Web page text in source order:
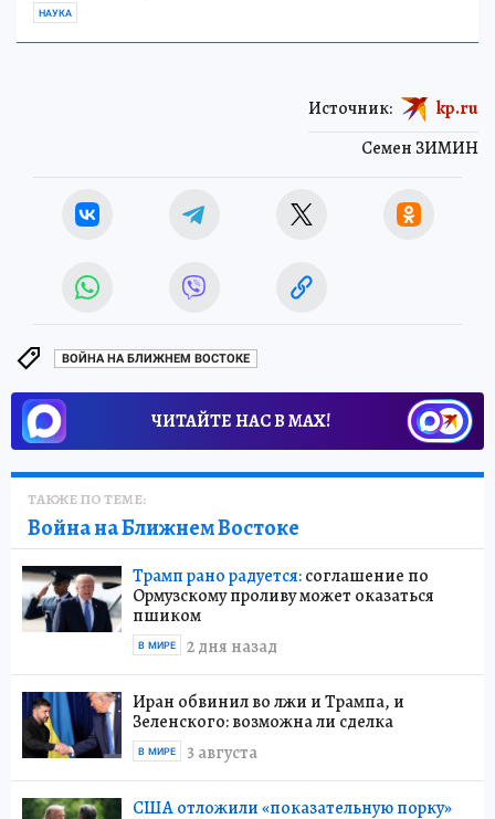
НАУКА
Семен ЗИМИН
Источник: kp.ru
ВОЙНА НА БЛИЖНЕМ ВОСТОКЕ
ЧИТАЙТЕ НАС В МАХ!
ТАКЖЕ ПО ТЕМЕ:
Война на Ближнем Востоке
Трамп рано радуется:соглашение по
Ормузскому проливу может оказаться
пшиком
2 дня назад
В МИРЕ
Иран обвинил во лжи и Трампа, и
Зеленского: возможна ли сделка
3 августа
В МИРЕ
США отложили «показательную порку»